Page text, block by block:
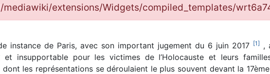
extensions/Widgets/compiled_templates/
instance de Paris, avec son important jugement du 6 juin 2017 [1] ,
et insupportable pour les victimes de l’Holocauste et leurs
dont les représentations se déroulaient le plus souvent devant la